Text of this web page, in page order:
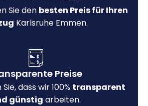
Sie den besten Preis für Ihren
Karlsruhe Emmen.
Preise
dass wir 100% transparent
günstig arbeiten.